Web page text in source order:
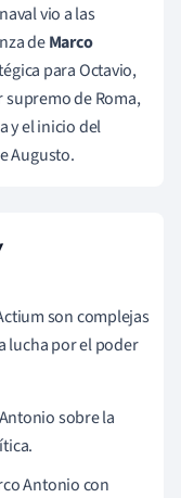
vio a las
deMarco
para Octavio,
supremo de Roma,
y el inicio del
Augusto.
son complejas
lucha por el poder
sobre la
Antonio con